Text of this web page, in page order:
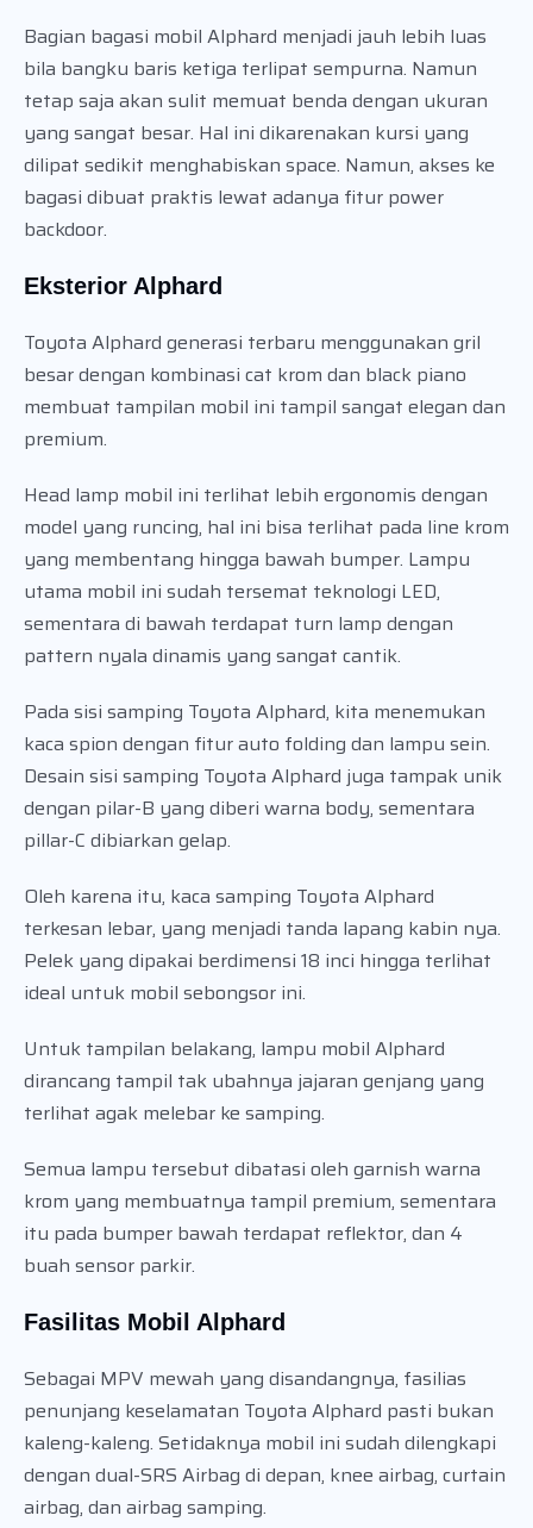
Bagian bagasi mobil Alphard menjadi jauh lebih luas
bila bangku baris ketiga terlipat sempurna. Namun
tetap saja akan sulit memuat benda dengan ukuran
yang sangat besar. Hal ini dikarenakan kursi yang
dilipat sedikit menghabiskan space. Namun, akses ke
bagasi dibuat praktis lewat adanya fitur power
backdoor.
Eksterior Alphard
Toyota Alphard generasi terbaru menggunakan gril
besar dengan kombinasi cat krom dan black piano
membuat tampilan mobil ini tampil sangat elegan dan
premium.
Head lamp mobil ini terlihat lebih ergonomis dengan
model yang runcing, hal ini bisa terlihat pada line krom
yang membentang hingga bawah bumper. Lampu
utama mobil ini sudah tersemat teknologi LED,
sementara di bawah terdapat turn lamp dengan
pattern nyala dinamis yang sangat cantik.
Pada sisi samping Toyota Alphard, kita menemukan
kaca spion dengan fitur auto folding dan lampu sein.
Desain sisi samping Toyota Alphard juga tampak unik
dengan pilar-B yang diberi warna body, sementara
pillar-C dibiarkan gelap.
Oleh karena itu, kaca samping Toyota Alphard
terkesan lebar, yang menjadi tanda lapang kabin nya.
Pelek yang dipakai berdimensi 18 inci hingga terlihat
ideal untuk mobil sebongsor ini.
Untuk tampilan belakang, lampu mobil Alphard
dirancang tampil tak ubahnya jajaran genjang yang
terlihat agak melebar ke samping.
Semua lampu tersebut dibatasi oleh garnish warna
krom yang membuatnya tampil premium, sementara
itu pada bumper bawah terdapat reflektor, dan 4
buah sensor parkir.
Fasilitas Mobil Alphard
Sebagai MPV mewah yang disandangnya, fasilias
penunjang keselamatan Toyota Alphard pasti bukan
kaleng-kaleng. Setidaknya mobil ini sudah dilengkapi
dengan dual-SRS Airbag di depan, knee airbag, curtain
airbag, dan airbag samping.